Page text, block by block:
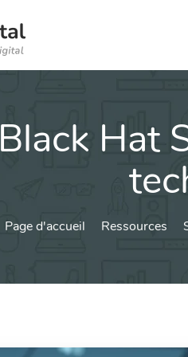
Black Hat
Page d'accueil Ressources